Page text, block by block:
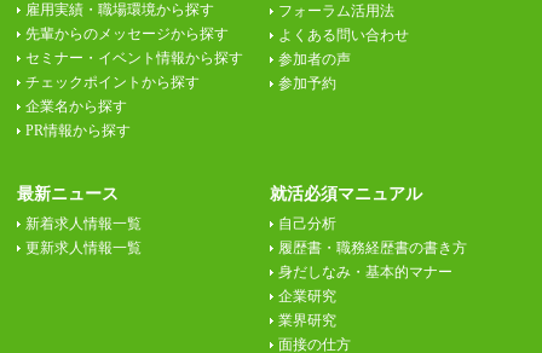
雇用実績・職場環境から探す
先輩からのメッセージから探す
セミナー・イベント情報から探す
チェックポイントから探す
企業名から探す
PR情報から探す
フォーラム活用法
よくある問い合わせ
参加者の声
参加予約
最新ニュース
新着求人情報一覧
更新求人情報一覧
就活必須マニュアル
自己分析
履歴書・職務経歴書の書き方
身だしなみ・基本的マナー
企業研究
業界研究
面接の仕方